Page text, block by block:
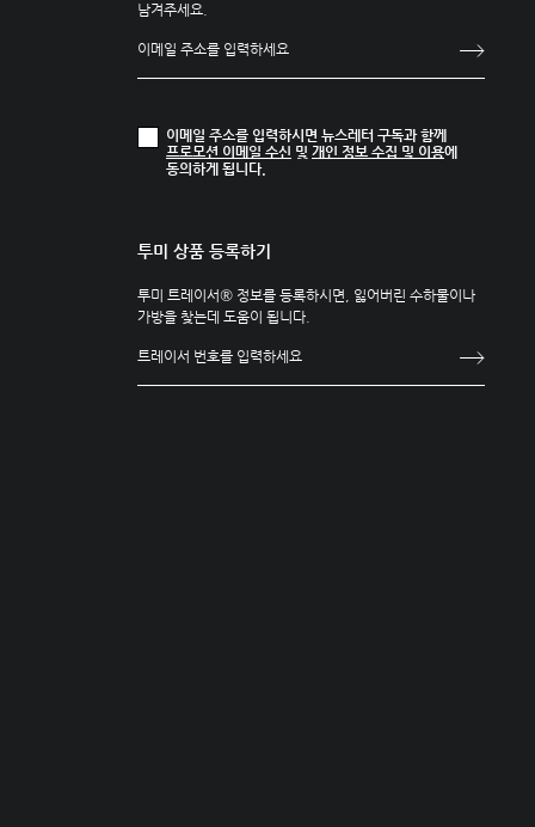
남겨주세요.
이메일 주소를 입력하시면 뉴스레터 구독과 함께
프로모션 이메일 수신 및 개인 정보 수집 및 이용에
동의하게 됩니다.
투미 상품 등록하기
투미 트레이서® 정보를 등록하시면, 잃어버린 수하물이나
가방을 찾는데 도움이 됩니다.